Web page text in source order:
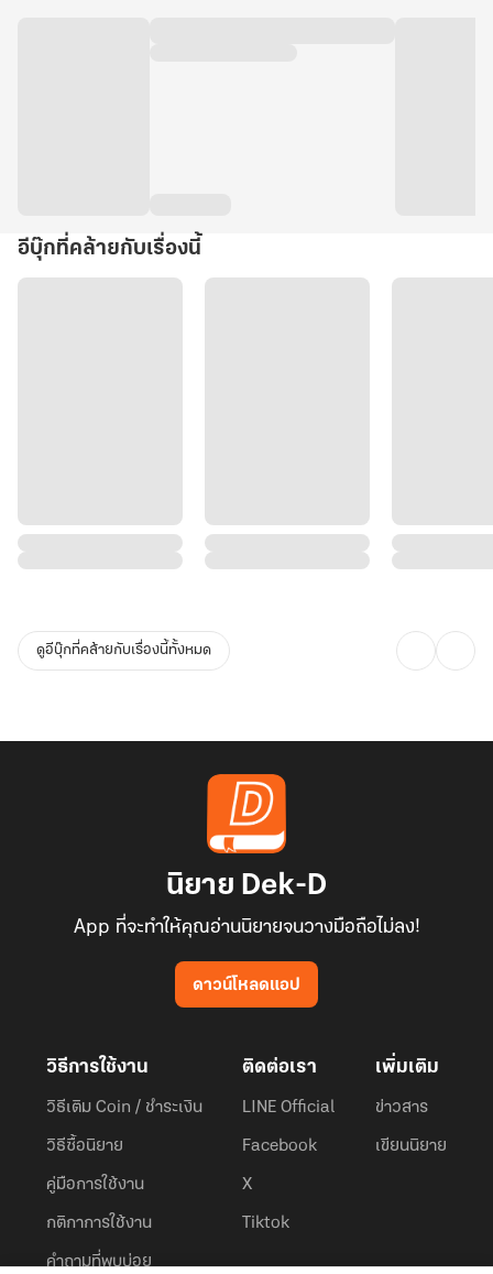
อีบุ๊กที่คล้ายกับเรื่องนี้
ดูอีบุ๊กที่คล้ายกับเรื่องนี้ทั้งหมด
นิยาย Dek-D
App ที่จะทำให้คุณอ่านนิยายจนวางมือถือไม่ลง!
ดาวน์โหลดแอป
วิธีการใช้งาน
วิธีเติม Coin / ชำระเงิน
วิธีซื้อนิยาย
คู่มือการใช้งาน
กติกาการใช้งาน
คำถามที่พบบ่อย
ติดต่อเรา
LINE Official
Facebook
X
Tiktok
เพิ่มเติม
ข่าวสาร
เขียนนิยาย